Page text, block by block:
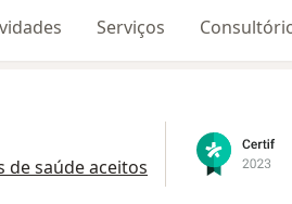
Serviços
de saúde aceitos